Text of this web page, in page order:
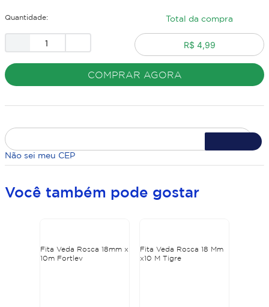
Quantidade: Total da compra
R$ 4,99
COMPRAR AGORA
Não sei meu CEP
Você também pode gostar
Fita Veda Rosca 18mm x
10m Fortlev
Fita Veda Rosca 18 Mm
x10 M Tigre